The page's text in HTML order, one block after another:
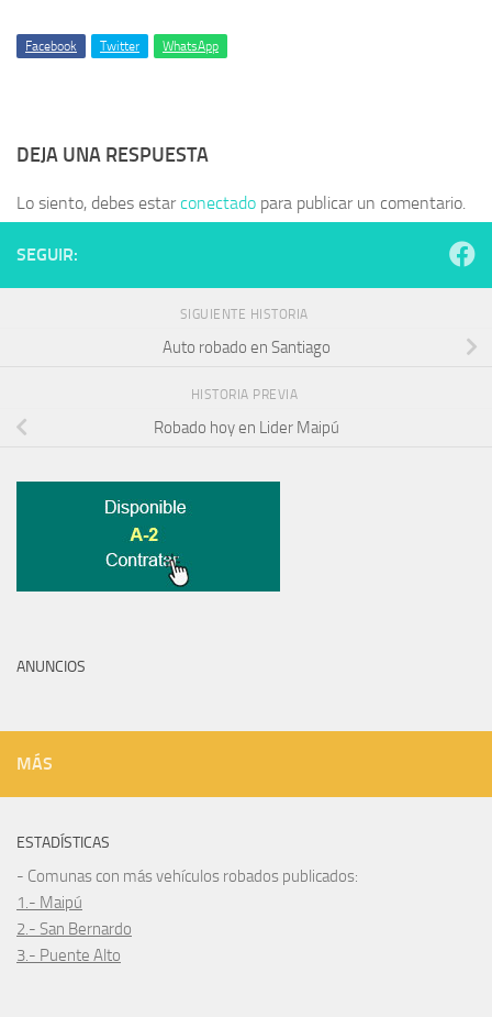
Facebook Twitter WhatsApp
DEJA UNA RESPUESTA
Lo siento, debes estarconectado para publicar un comentario.
SEGUIR:
SIGUIENTE HISTORIA
Auto robado en Santiago
HISTORIA PREVIA
Robado hoy en Lider Maipú
ANUNCIOS
MÁS
ESTADÍSTICAS
- Comunas con más vehículos robados publicados:
1.- Maipú
2.- San Bernardo
3.- Puente Alto